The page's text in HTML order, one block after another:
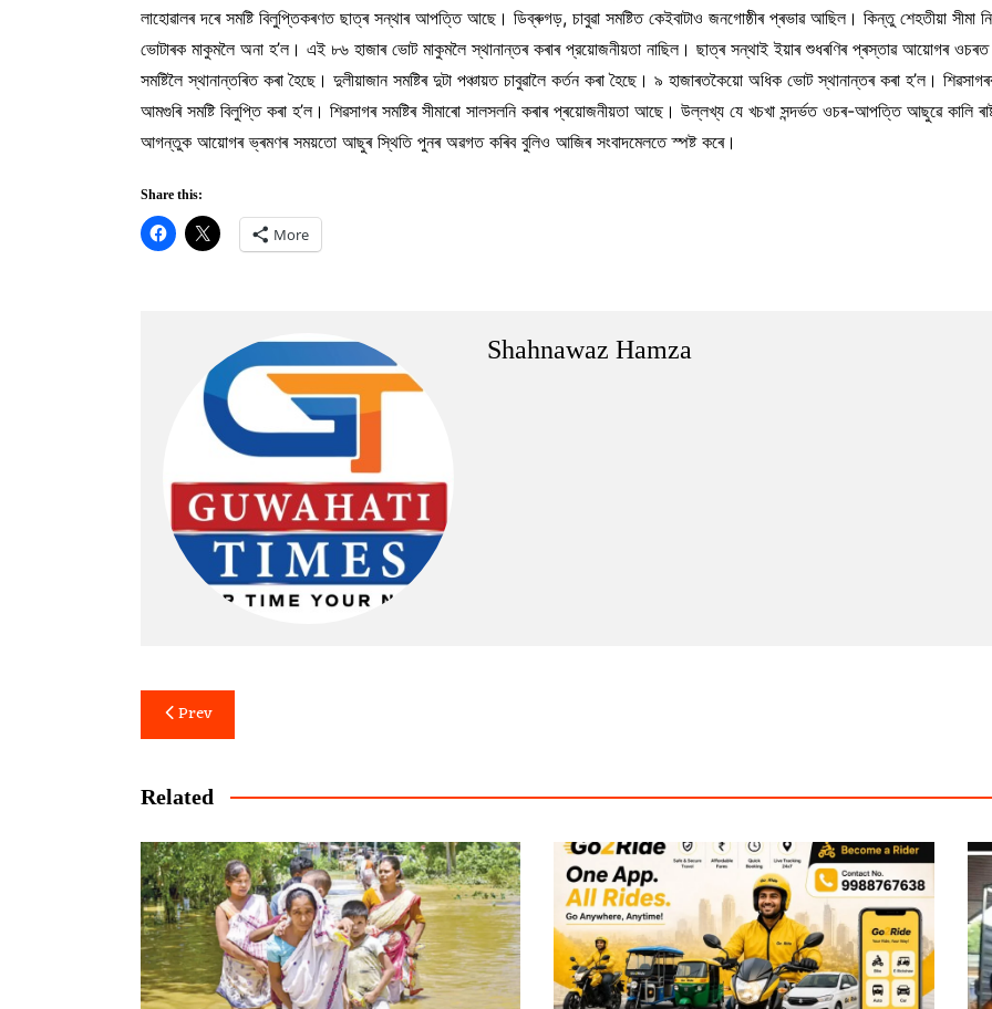
লাহোৱালৰ দৰে সমষ্টি বিলুপ্তিকৰণত ছাত্ৰ সন্থাৰ আপত্তি আছে। ডিব্ৰুগড়, চাবুৱা সমষ্টিত কেইবাটাও জনগোষ্ঠীৰ প্ৰভাৱ আছিল। কিন্তু শেহতীয়া সীমা
ভোটাৰক মাকুমলৈ অনা হ’ল। এই ৮৬ হাজাৰ ভোট মাকুমলৈ স্থানান্তৰ কৰাৰ প্রয়োজনীয়তা নাছিল। ছাত্ৰ সন্থাই ইয়াৰ শুধৰণিৰ প্ৰস্তাৱ আয়োগৰ ওচৰত
সমষ্টিলৈ স্থানান্তৰিত কৰা হৈছে। দুলীয়াজান সমষ্টিৰ দুটা পঞ্চায়ত চাবুৱালৈ কৰ্তন কৰা হৈছে। ৯ হাজাৰতকৈয়ো অধিক ভোট স্থানান্তৰ কৰা হ’ল।
আমগুৰি সমষ্টি বিলুপ্তি কৰা হ’ল। শিৱসাগৰ সমষ্টিৰ সীমাৰো সালসলনি কৰাৰ প্ৰয়োজনীয়তা আছে। উল্লখ্য যে খচখা সন্দৰ্ভত ওচৰ-আপত্তি আছুৱে কালি
আগন্তুক আয়োগৰ ভ্ৰমণৰ সময়তো আছুৰ স্থিতি পুনৰ অৱগত কৰিব বুলিও আজিৰ সংবাদমেলতে স্পষ্ট কৰে।
Share this:
More
Shahnawaz Hamza
Post
navigation
Prev
Related